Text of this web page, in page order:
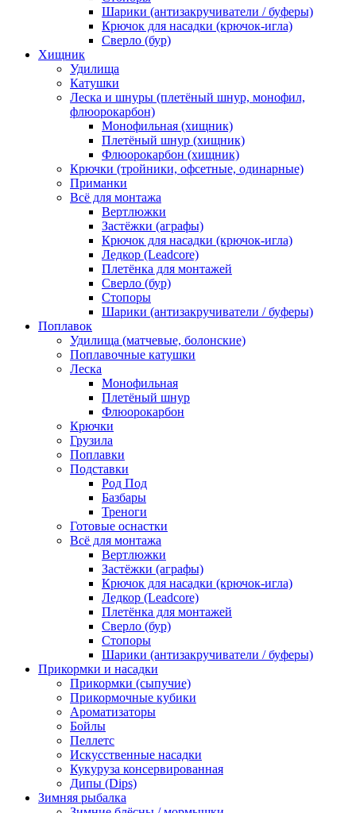
Шарики (антизакручиватели / буферы)
Крючок для насадки (крючок-игла)
Сверло (бур)
Хищник
Удилища
Катушки
Леска и шнуры (плетёный шнур, монофил,
флюорокарбон)
Монофильная (хищник)
Плетёный шнур (хищник)
Флюорокарбон (хищник)
Крючки (тройники, офсетные, одинарные)
Приманки
Всё для монтажа
Вертлюжки
Застёжки (аграфы)
Крючок для насадки (крючок-игла)
Ледкор (Leadcore)
Плетёнка для монтажей
Сверло (бур)
Стопоры
Шарики (антизакручиватели / буферы)
Поплавок
Удилища (матчевые, болонские)
Поплавочные катушки
Леска
Монофильная
Плетёный шнур
Флюорокарбон
Крючки
Грузила
Поплавки
Подставки
Род Под
Базбары
Треноги
Готовые оснастки
Всё для монтажа
Вертлюжки
Застёжки (аграфы)
Крючок для насадки (крючок-игла)
Ледкор (Leadcore)
Плетёнка для монтажей
Сверло (бур)
Стопоры
Шарики (антизакручиватели / буферы)
Прикормки и насадки
Прикормки (сыпучие)
Прикормочные кубики
Ароматизаторы
Бойлы
Пеллетс
Искусственные насадки
Кукуруза консервированная
Дипы (Dips)
Зимняя рыбалка